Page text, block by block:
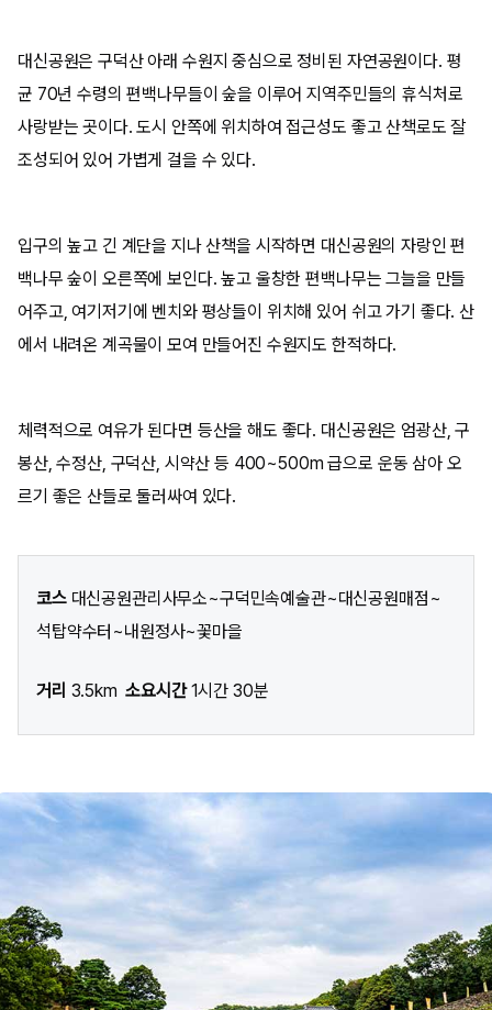
대신공원은 구덕산 아래 수원지 중심으로 정비된 자연공원이다. 평
균 70년 수령의 편백나무들이 숲을 이루어 지역주민들의 휴식처로
사랑받는 곳이다. 도시 안쪽에 위치하여 접근성도 좋고 산책로도 잘
조성되어 있어 가볍게 걸을 수 있다.
입구의 높고 긴 계단을 지나 산책을 시작하면 대신공원의 자랑인 편
백나무 숲이 오른쪽에 보인다. 높고 울창한 편백나무는 그늘을 만들
어주고, 여기저기에 벤치와 평상들이 위치해 있어 쉬고 가기 좋다. 산
에서 내려온 계곡물이 모여 만들어진 수원지도 한적하다.
체력적으로 여유가 된다면 등산을 해도 좋다. 대신공원은 엄광산, 구
봉산, 수정산, 구덕산, 시약산 등 400~500m 급으로 운동 삼아 오
르기 좋은 산들로 둘러싸여 있다.
코스대신공원관리사무소~구덕민속예술관~대신공원매점~
석탑약수터~내원정사~꽃마을
거리 3.5km소요시간1시간 30분